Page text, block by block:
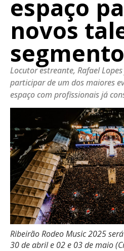
espaço
novos
segmento
Locutor estreante, Rafael
participar de um dos maiores
espaço com profissionais já
Ribeirão Rodeo Music 2025
30 de abril e 02 e 03 de maio